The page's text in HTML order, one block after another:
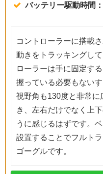
バッテリー駆動時間
コントローラーに搭載
動きをトラッキングし
ローラーは手に固定す
握っている必要もない
視野角も130度と非常
き、左右だけでなく上
うに感じるはずです。
設置することでフルト
ゴーグルです。